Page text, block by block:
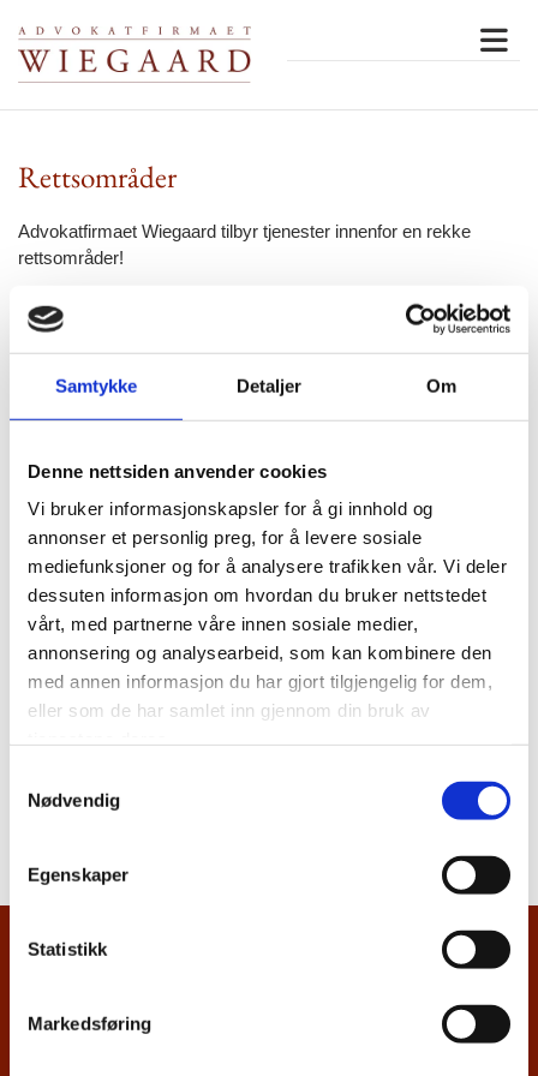
Samtykke Detaljer Om
Denne nettsiden anvender cookies
Vi bruker informasjonskapsler for å gi innhold og
annonser et personlig preg, for å levere sosiale
mediefunksjoner og for å analysere trafikken vår. Vi deler
dessuten informasjon om hvordan du bruker nettstedet
vårt, med partnerne våre innen sosiale medier,
annonsering og analysearbeid, som kan kombinere den
med annen informasjon du har gjort tilgjengelig for dem,
eller som de har samlet inn gjennom din bruk av
Nødvendig
Egenskaper
Statistikk
Markedsføring
Rettsområder
Advokatfirmaet Wiegaard tilbyr tjenester innenfor en rekke
rettsområder!
Damplassen 21
0852 Oslo